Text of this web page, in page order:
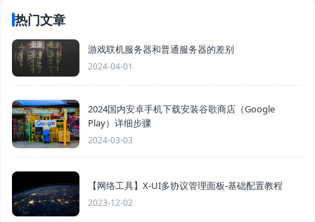
热门文章
游戏联机服务器和普通服务器的差别
2024-04-01
2024国内安卓手机下载安装谷歌商店（Google
Play）详细步骤
2024-03-03
【网络工具】X-UI多协议管理面板-基础配置教程
2023-12-02